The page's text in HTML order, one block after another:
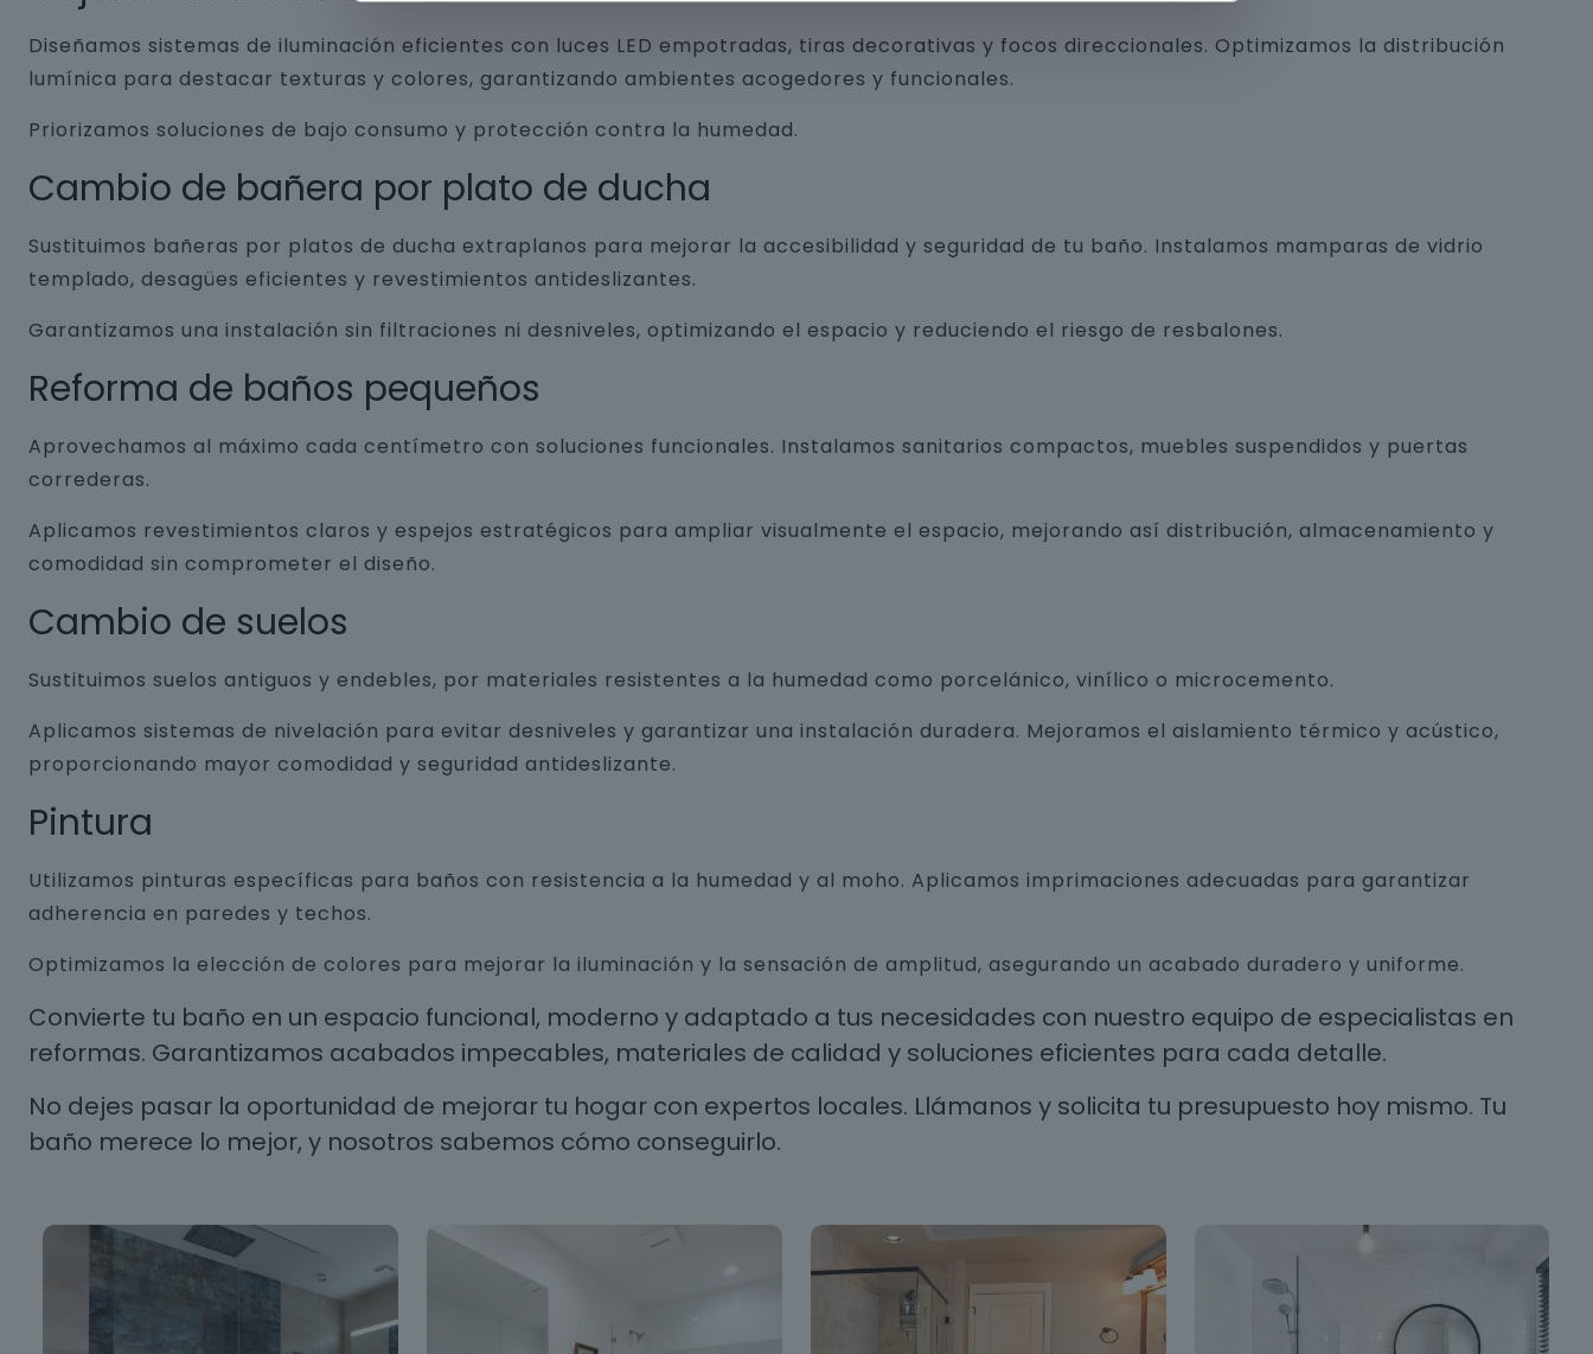
Diseñamos sistemas de iluminación eficientes con luces LED empotradas, tiras decorativas y focos direccionales. Optimizamos la distribución
lumínica para destacar texturas y colores, garantizando ambientes acogedores y funcionales.
Priorizamos soluciones de bajo consumo y protección contra la humedad.
Cambio de bañera por plato de ducha
Sustituimos bañeras por platos de ducha extraplanos para mejorar la accesibilidad y seguridad de tu baño. Instalamos mamparas de vidrio
templado, desagües eficientes y revestimientos antideslizantes.
Garantizamos una instalación sin filtraciones ni desniveles, optimizando el espacio y reduciendo el riesgo de resbalones.
Reforma de baños pequeños
Aprovechamos al máximo cada centímetro con soluciones funcionales. Instalamos sanitarios compactos, muebles suspendidos y puertas
correderas.
Aplicamos revestimientos claros y espejos estratégicos para ampliar visualmente el espacio, mejorando así distribución, almacenamiento y
comodidad sin comprometer el diseño.
Cambio de suelos
Sustituimos suelos antiguos y endebles, por materiales resistentes a la humedad como porcelánico, vinílico o microcemento.
Aplicamos sistemas de nivelación para evitar desniveles y garantizar una instalación duradera. Mejoramos el aislamiento térmico y acústico,
proporcionando mayor comodidad y seguridad antideslizante.
Pintura
Utilizamos pinturas específicas para baños con resistencia a la humedad y al moho. Aplicamos imprimaciones adecuadas para garantizar
adherencia en paredes y techos.
Optimizamos la elección de colores para mejorar la iluminación y la sensación de amplitud, asegurando un acabado duradero y uniforme.
Convierte tu baño en un espacio funcional, moderno y adaptado a tus necesidades con nuestro equipo de especialistas en
reformas. Garantizamos acabados impecables, materiales de calidad y soluciones eficientes para cada detalle.
No dejes pasar la oportunidad de mejorar tu hogar con expertos locales. Llámanos y solicita tu presupuesto hoy mismo. Tu
baño merece lo mejor, y nosotros sabemos cómo conseguirlo.